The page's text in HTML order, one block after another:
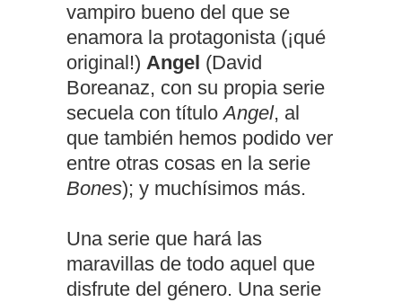
vampiro bueno del que se
enamora la protagonista (¡qué
original!) Angel (David
Boreanaz, con su propia serie
secuela con títuloAngel, al
que también hemos podido ver
entre otras cosas en la serie
Bones); y muchísimos más.
Una serie que hará las
maravillas de todo aquel que
disfrute del género. Una serie